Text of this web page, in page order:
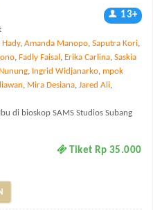
13+
Hady, Amanda Manopo, Saputra Kori,
, Fadly Faisal , Erika Carlina, Saskia
Nunung, Ingrid Widjanarko, mpok
, Mira Desiana, Jared Ali,
di bioskop SAMS Studios Subang
Tiket Rp 35.000